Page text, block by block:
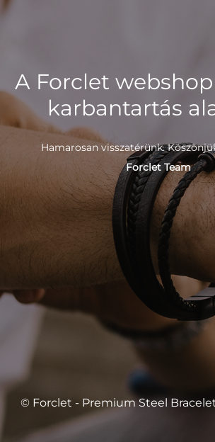
A Forclet
karbantartás
Hamarosan visszatérünk.
Forclet Team
© Forclet - Premium Steel